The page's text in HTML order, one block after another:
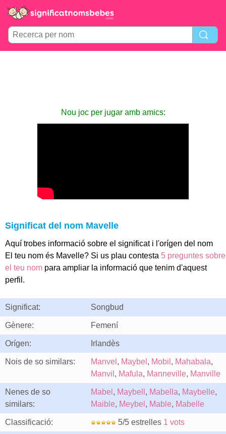
Nou joc per jugar amb amics:
Significat del nom Mavelle
Aquí trobes informació sobre el significat i l'orígen del nom
El teu nom és Mavelle? Si us plau contesta 5 preguntes sobre
el teu nom para ampliar la informació que tenim d'aquest
perfil.
Significat: Songbud
Gènere: Femení
Orígen: Irlandès
Nois de so similars: Manvel , Maybel , Mobil , Mahabala,
Manvil , Mafula, Manneville, Manville
Nenes de so
similars:
Mabel , Maybell , Mabella, Maybelle,
Maible, Meybel , Mable, Mabelle
Classificació: 5/5 estrelles 1 vots